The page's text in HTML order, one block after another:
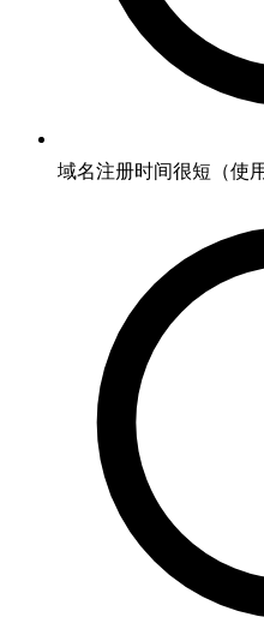
域名注册时间很短（使用